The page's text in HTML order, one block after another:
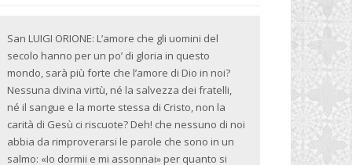
San LUIGI ORIONE: L’amore che gli uomini del
secolo hanno per un po’ di gloria in questo
mondo, sarà più forte che l’amore di Dio in noi?
Nessuna divina virtù, né la salvezza dei fratelli,
né il sangue e la morte stessa di Cristo, non la
carità di Gesù ci riscuote? Deh! che nessuno di noi
abbia da rimproverarsi le parole che sono in un
salmo: «Io dormii e mi assonnai» per quanto si